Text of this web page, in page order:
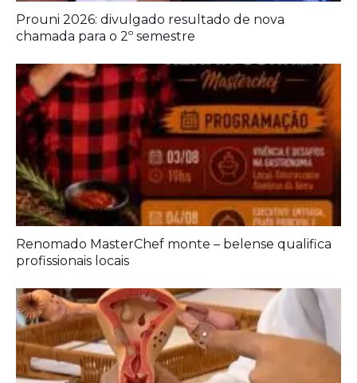
Prouni 2026: divulgado resultado de nova
chamada para o 2º semestre
Renomado MasterChef monte – belense qualifica
profissionais locais